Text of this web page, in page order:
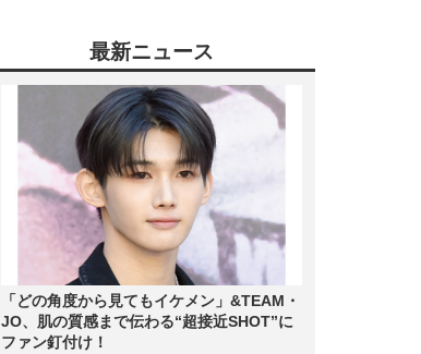
最新ニュース
「どの角度から見てもイケメン」&TEAM・
JO、肌の質感まで伝わる“超接近SHOT”に
ファン釘付け！